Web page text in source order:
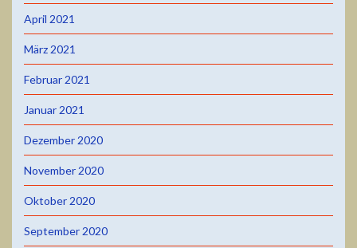
April 2021
März 2021
Februar 2021
Januar 2021
Dezember 2020
November 2020
Oktober 2020
September 2020